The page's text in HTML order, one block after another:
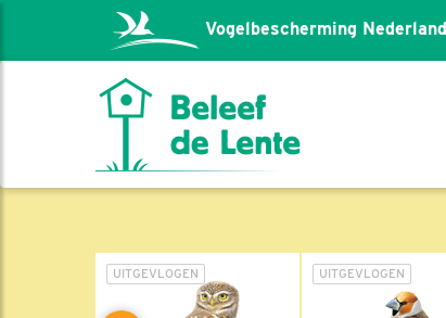
Vogelbescherming Nederland
UITGEVLOGEN UITGEVLOGEN